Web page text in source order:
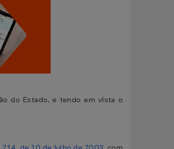
do Estado, e tendo em vista o